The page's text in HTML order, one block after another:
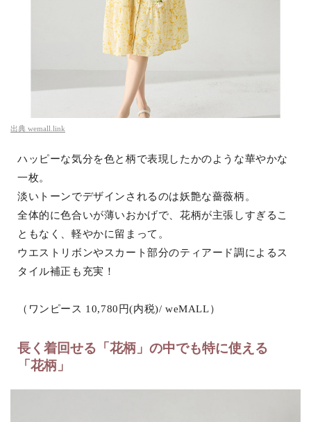
出典 wemall.link
ハッピーな気分を色と柄で表現したかのような華やかな
一枚。
淡いトーンでデザインされるのは妖艶な薔薇柄。
全体的に色合いが薄いおかげで、花柄が主張しすぎるこ
ともなく、軽やかに留まって。
ウエストリボンやスカート部分のティアード調によるス
タイル補正も充実！
（ワンピース 10,780円(内税)/ weMALL）
長く着回せる「花柄」の中でも特に使える
「花柄」